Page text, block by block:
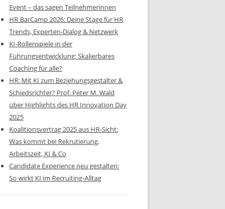
Event – das sagen Teilnehmerinnen
HR BarCamp 2026: Deine Stage für HR
Trends, Experten-Dialog & Netzwerk
KI-Rollenspiele in der
Führungsentwicklung: Skalierbares
Coaching für alle?
HR: Mit KI zum Beziehungsgestalter &
Schiedsrichter? Prof. Peter M. Wald
über Highlights des HR Innovation Day
2025
Koalitionsvertrag 2025 aus HR-Sicht:
Was kommt bei Rekrutierung,
Arbeitszeit, KI & Co
Candidate Experience neu gestalten:
So wirkt KI im Recruiting-Alltag